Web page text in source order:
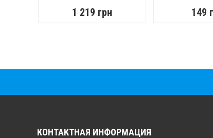
1 219 грн 149
КОНТАКТНАЯ ИНФОРМАЦИЯ